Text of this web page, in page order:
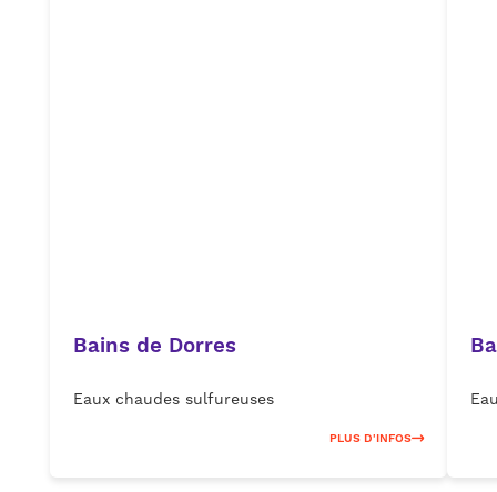
Bains de Dorres
Eaux chaudes sulfureuses
PLUS D'INFOS